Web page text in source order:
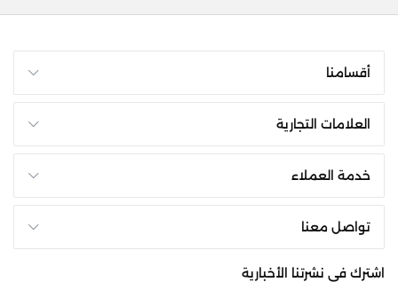
أقسامنا
العلامات التجارية
خدمة العملاء
تواصل معنا
اشترك فى نشرتنا الأخبارية